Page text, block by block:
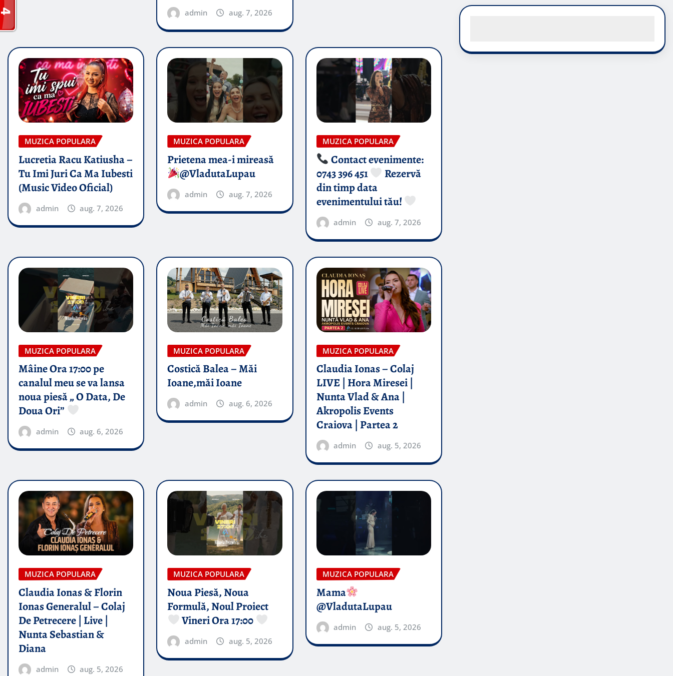
admin aug. 7, 2026
MUZICA POPULARA
Lucretia Racu Katiusha –
Tu Imi Juri Ca Ma Iubesti
(Music Video Oficial)
admin aug. 7, 2026
MUZICA POPULARA
Prietena mea-i mireasă​
@VladutaLupau
admin aug. 7, 2026
MUZICA POPULARA
Contact evenimente:
0743 396 451
Rezervă
din timp data
evenimentului tău!
admin aug. 7, 2026
MUZICA POPULARA
Mâine Ora 17:00 pe
canalul meu se va lansa
noua piesă „ O Data, De
Doua Ori”
admin aug. 6, 2026
MUZICA POPULARA
Costică Balea – Măi
Ioane,măi Ioane
admin aug. 6, 2026
MUZICA POPULARA
Claudia Ionas – Colaj
LIVE | Hora Miresei |
Nunta Vlad & Ana |
Akropolis Events
Craiova | Partea 2
admin aug. 5, 2026
MUZICA POPULARA
Claudia Ionas & Florin
Ionas Generalul – Colaj
De Petrecere | Live |
Nunta Sebastian &
Diana
admin aug. 5, 2026
MUZICA POPULARA
Noua Piesă, Noua
Formulă, Noul Proiect
Vineri Ora 17:00
admin aug. 5, 2026
MUZICA POPULARA
Mama
@VladutaLupau
admin aug. 5, 2026